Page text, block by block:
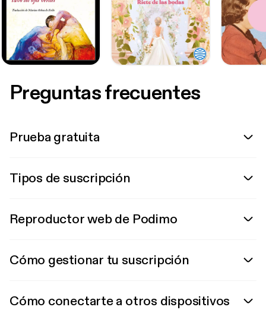
Preguntas frecuentes
Prueba gratuita
Tipos de suscripción
Reproductor web de Podimo
Cómo gestionar tu suscripción
Cómo conectarte a otros dispositivos